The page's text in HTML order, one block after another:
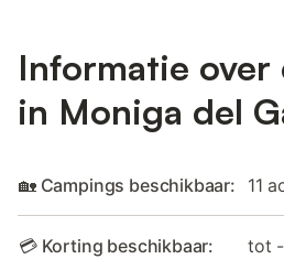
Informatie over
in Moniga del
🏡 Campings beschikbaar: 11
💳 Korting beschikbaar: tot